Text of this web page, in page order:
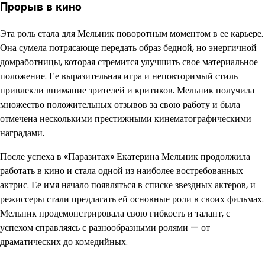
Прорыв в кино
Эта роль стала для Мельник поворотным моментом в ее карьере.
Она сумела потрясающе передать образ бедной, но энергичной
домработницы, которая стремится улучшить свое материальное
положение. Ее выразительная игра и неповторимый стиль
привлекли внимание зрителей и критиков. Мельник получила
множество положительных отзывов за свою работу и была
отмечена несколькими престижными кинематографическими
наградами.
После успеха в «Паразитах» Екатерина Мельник продолжила
работать в кино и стала одной из наиболее востребованных
актрис. Ее имя начало появляться в списке звездных актеров, и
режиссеры стали предлагать ей основные роли в своих фильмах.
Мельник продемонстрировала свою гибкость и талант, с
успехом справляясь с разнообразными ролями — от
драматических до комедийных.